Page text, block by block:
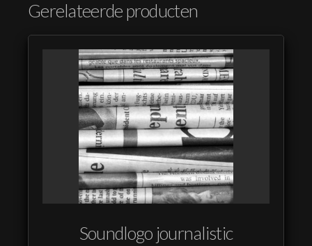
Gerelateerde producten
Soundlogo journalistic